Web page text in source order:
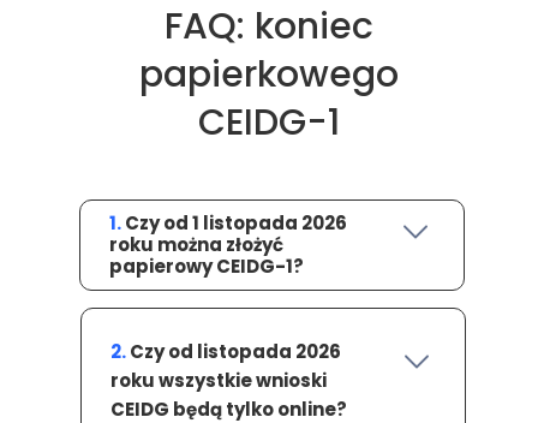
FAQ: koniec
papierkowego
CEIDG-1
2.Czy od listopada 2026
roku wszystkie wnioski
CEIDG będą tylko online?
1.Czy od 1 listopada 2026
roku można złożyć
papierowy CEIDG-1?